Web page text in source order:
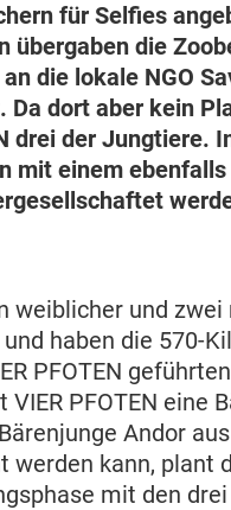
für Selfies
übergaben die
die lokale NGO
Da dort aber kein
drei der Jungtiere.
mit einem
weiblicher und
haben die 570-
PFOTEN
VIER PFOTEN
Andor
werden kann, plant
mit den